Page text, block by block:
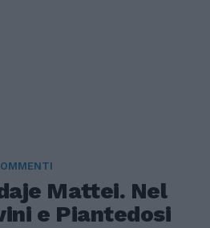
Mattei. Nel
e Piantedosi